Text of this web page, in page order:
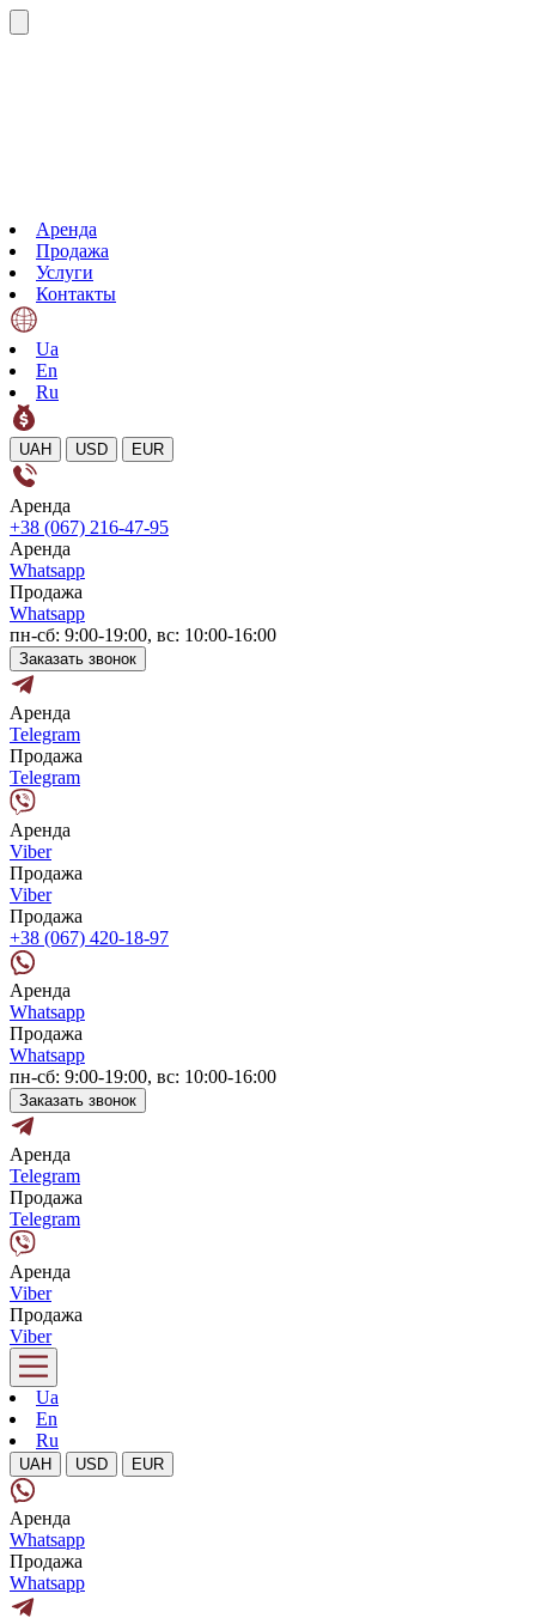
Аренда
Продажа
Услуги
Контакты
Ua
En
Ru
UAH USD EUR
Аренда
+38 (067) 216-47-95
Аренда
Whatsapp
Продажа
Whatsapp
пн-сб: 9:00-19:00, вс: 10:00-16:00
Заказать звонок
Аренда
Telegram
Продажа
Telegram
Аренда
Viber
Продажа
Viber
Продажа
+38 (067) 420-18-97
Аренда
Whatsapp
Продажа
Whatsapp
пн-сб: 9:00-19:00, вс: 10:00-16:00
Заказать звонок
Аренда
Telegram
Продажа
Telegram
Аренда
Viber
Продажа
Viber
Ua
En
Ru
UAH USD EUR
Аренда
Whatsapp
Продажа
Whatsapp